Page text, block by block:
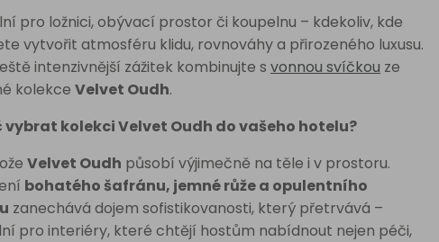
pro ložnici, obývací prostor či koupelnu – kdekoliv, kde
vytvořit atmosféru klidu, rovnováhy a přirozeného luxusu.
intenzivnější zážitek kombinujte s vonnou svíčkou ze
kolekce Velvet Oudh.
vybrat kolekci Velvet Oudh do vašeho hotelu?
Velvet Oudh působí výjimečně na těle i v prostoru.
bohatého šafránu, jemné růže a opulentního
zanechává dojem sofistikovanosti, který přetrvává –
pro interiéry, které chtějí hostům nabídnout nejen péči,